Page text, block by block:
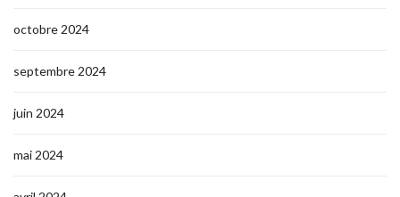
octobre 2024
septembre 2024
juin 2024
mai 2024